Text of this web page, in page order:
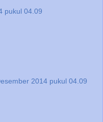
pukul 04.09
2014 pukul 04.09